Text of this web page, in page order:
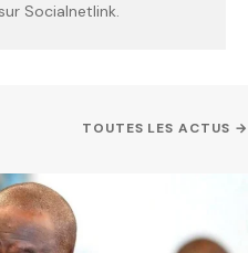
Socialnetlink.
TOUTES LES ACTUS →